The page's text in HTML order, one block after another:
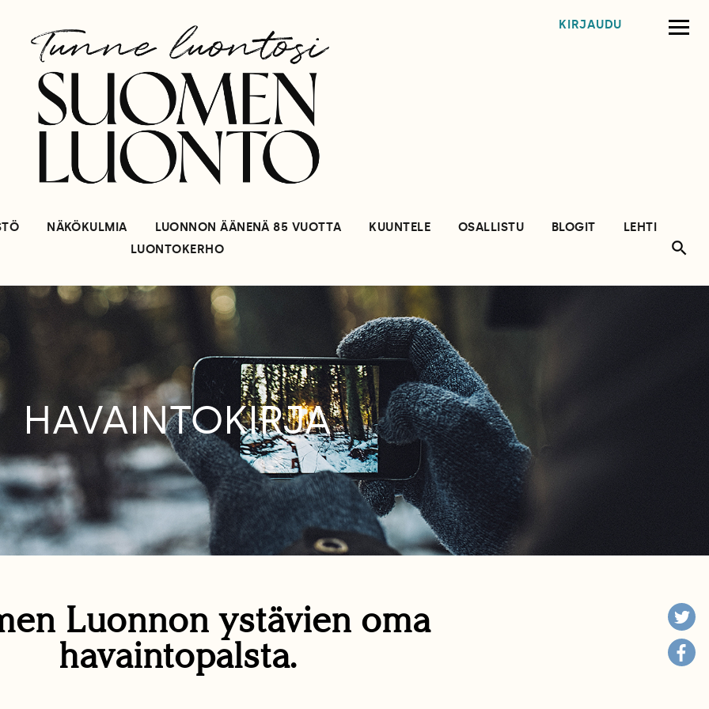
KIRJAUDU
NÄKÖKULMIA LUONNON ÄÄNENÄ 85 VUOTTA KUUNTELE OSALLISTU BLOGIT
LEHTI
LUONTOKERHO
HAVAINTOKIRJA
Luonnon ystävien oma
havaintopalsta.